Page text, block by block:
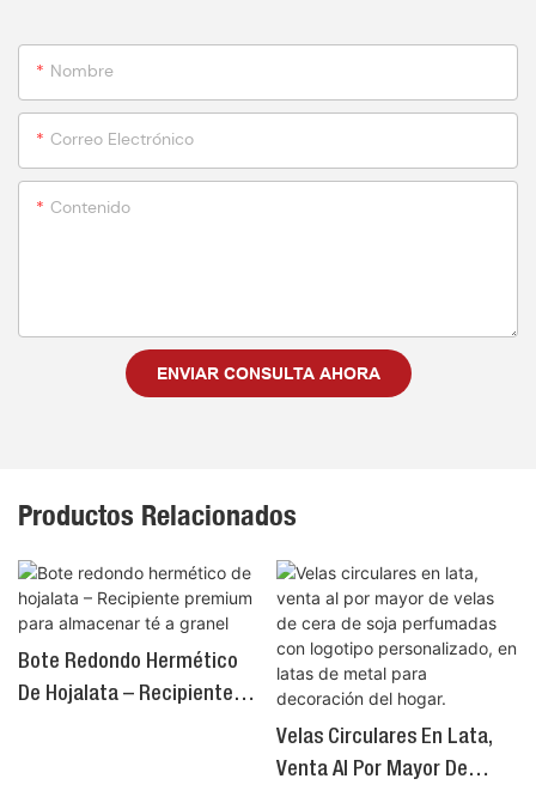
Nombre
Correo Electrónico
Contenido
ENVIAR CONSULTA AHORA
Productos Relacionados
Bote Redondo Hermético
De Hojalata – Recipiente
Velas Circulares En Lata,
Venta Al Por Mayor De